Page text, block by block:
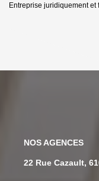
Entreprise juridiquement
NOS AGENCES
22 Rue Cazault,